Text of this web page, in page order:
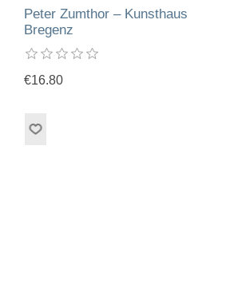
Peter Zumthor – Kunsthaus
Bregenz
€16.80